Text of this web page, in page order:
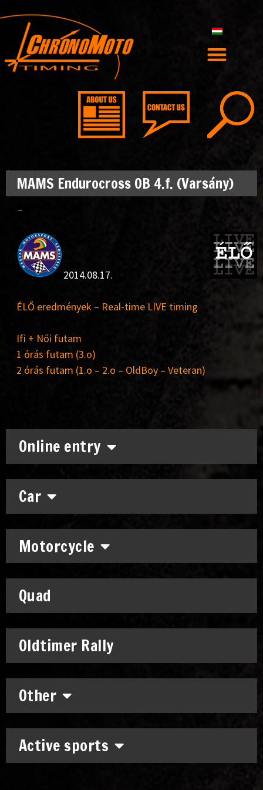
Online entry
Car
Motorcycle
Quad
Oldtimer Rally
Other
Active sports
MAMS Endurocross OB 4.f. (Varsány)
–
2014.08.17.
ÉLŐ eredmények – Real-time LIVE timing
Ifi + Női futam
1 órás futam (3.o)
2 órás futam (1.o – 2.o – OldBoy – Veteran)